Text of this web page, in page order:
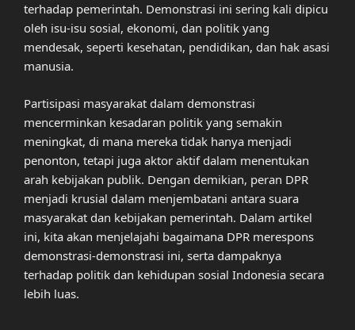
terhadap pemerintah. Demonstrasi ini sering kali dipicu
oleh isu-isu sosial, ekonomi, dan politik yang
mendesak, seperti kesehatan, pendidikan, dan hak asasi
manusia.
Partisipasi masyarakat dalam demonstrasi
mencerminkan kesadaran politik yang semakin
meningkat, di mana mereka tidak hanya menjadi
penonton, tetapi juga aktor aktif dalam menentukan
arah kebijakan publik. Dengan demikian, peran DPR
menjadi krusial dalam menjembatani antara suara
masyarakat dan kebijakan pemerintah. Dalam artikel
ini, kita akan menjelajahi bagaimana DPR merespons
demonstrasi-demonstrasi ini, serta dampaknya
terhadap politik dan kehidupan sosial Indonesia secara
lebih luas.